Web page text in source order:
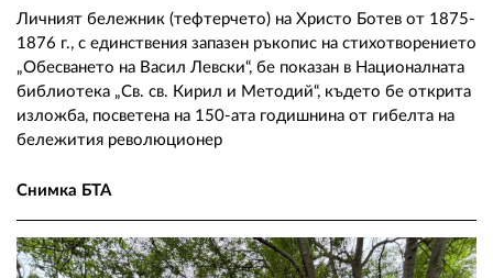
Личният бележник (тефтерчето) на Христо Ботев от 1875-
1876 г., с единствения запазен ръкопис на стихотворението
„Обесването на Васил Левски“, бе показан в Националната
библиотека „Св. св. Кирил и Методий“, където бе открита
изложба, посветена на 150-ата годишнина от гибелта на
бележития революционер
Снимка БТА